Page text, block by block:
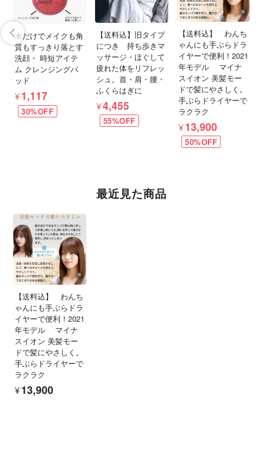
水だけでメイクも角
質もすっきり落とす
洗顔・ 時短アイテ
ム クレンジングパ
ッド
¥1,117
30%OFF
【送料込】旧タイプ
につき 持ち歩きマ
ッサージ・ほぐして
疲れた体をリフレッ
シュ。首・肩・腰・
ふくらはぎに
¥4,455
55%OFF
【送料込】 わんち
ゃんにも手ぶらドラ
イヤーで便利！2021
年モデル マイナ
スイオン 美髪モー
ドで髪にやさしく。
手ぶらドライヤーで
ラクラク
¥13,900
50%OFF
最近見た商品
【送料込】 わんち
ゃんにも手ぶらドラ
イヤーで便利！2021
年モデル マイナ
スイオン 美髪モー
ドで髪にやさしく。
手ぶらドライヤーで
ラクラク
¥13,900